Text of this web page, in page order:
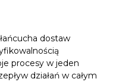
dostaw
procesy w jeden
działań w całym